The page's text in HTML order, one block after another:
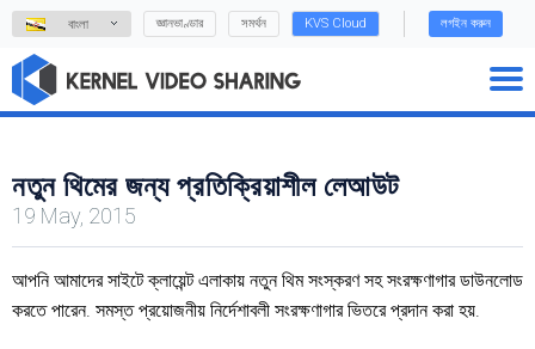
বাংলা জ্ঞানভাণ্ডার সমর্থন KVS Cloud লগইন করুন
নতুন থিমের জন্য প্রতিক্রিয়াশীল লেআউট
19 May, 2015
আপনি আমাদের সাইটে ক্লায়েন্ট এলাকায় নতুন থিম সংস্করণ সহ সংরক্ষণাগার ডাউনলোড
করতে পারেন. সমস্ত প্রয়োজনীয় নির্দেশাবলী সংরক্ষণাগার ভিতরে প্রদান করা হয়.